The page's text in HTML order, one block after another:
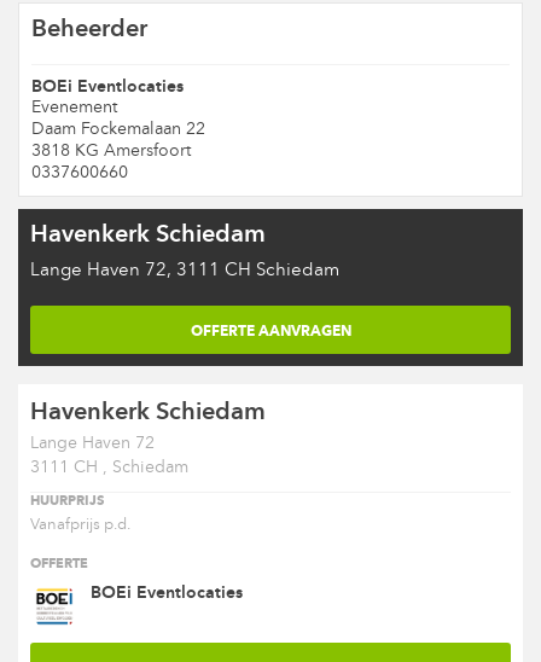
Beheerder
BOEi Eventlocaties
Evenement
Daam Fockemalaan 22
3818 KG Amersfoort
0337600660
Havenkerk Schiedam
Lange Haven 72, 3111 CH Schiedam
OFFERTE AANVRAGEN
Havenkerk Schiedam
Lange Haven 72
3111 CH , Schiedam
HUURPRIJS
Vanafprijs p.d.
OFFERTE
BOEi Eventlocaties